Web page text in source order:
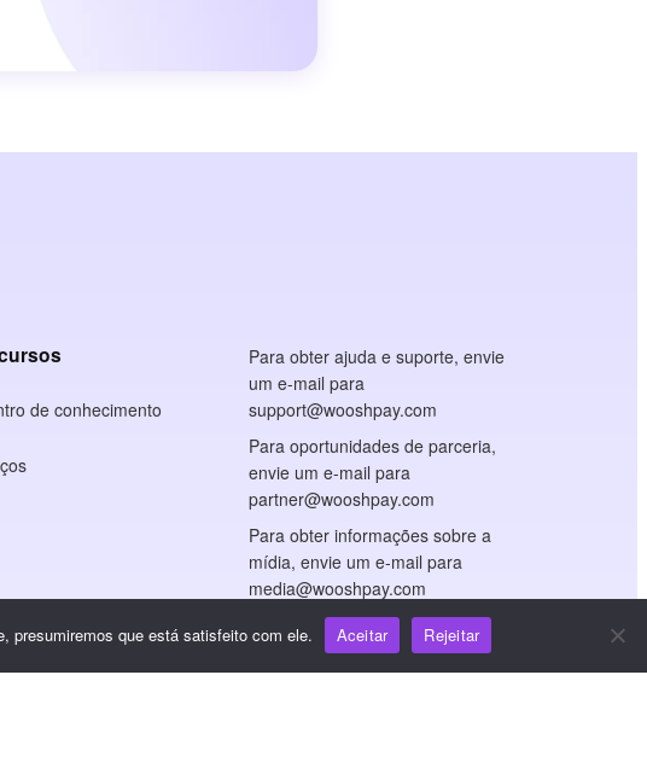
de conhecimento
Para obter ajuda e suporte, envie
um e-mail para
support@wooshpay.com
Para oportunidades de parceria,
envie um e-mail para
partner@wooshpay.com
Para obter informações sobre a
mídia, envie um e-mail para
media@wooshpay.com
presumiremos que está satisfeito com ele. Aceitar Rejeitar